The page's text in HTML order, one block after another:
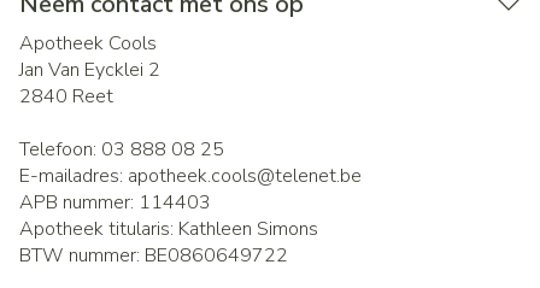
Apotheek Cools
Jan Van Eycklei 2
2840 Reet
Telefoon: 03 888 08 25
E-mailadres: apotheek.cools@telenet.be
APB nummer: 114403
Apotheek titularis: Kathleen Simons
BTW nummer: BE0860649722